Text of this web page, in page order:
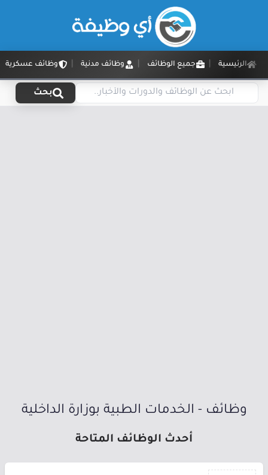
الرئيسية جميع الوظائف وظائف مدنية وظائف عسكرية
بحث
وظائف - الخدمات الطبية بوزارة الداخلية
أحدث الوظائف المتاحة